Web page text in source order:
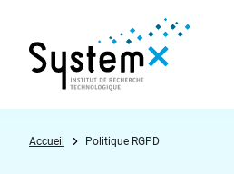
Accueil Politique RGPD